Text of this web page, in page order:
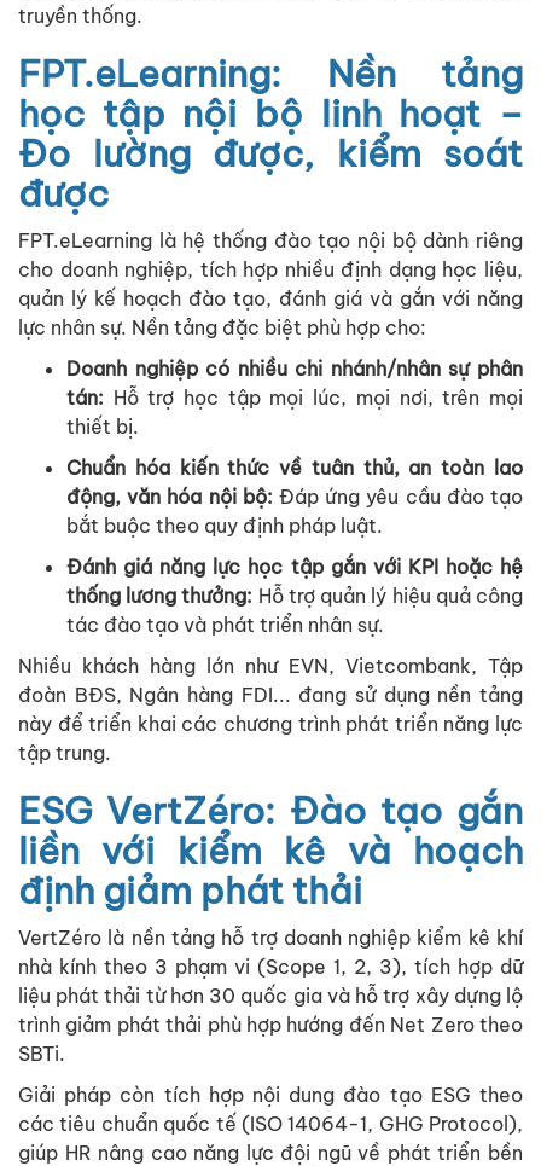
truyền thống.
FPT.eLearning: Nền tảng
học tập nội bộ linh hoạt –
Đo lường được, kiểm soát
được
FPT.eLearning là hệ thống đào tạo nội bộ dành riêng
cho doanh nghiệp, tích hợp nhiều định dạng học liệu,
quản lý kế hoạch đào tạo, đánh giá và gắn với năng
lực nhân sự. Nền tảng đặc biệt phù hợp cho:
Doanh nghiệp có nhiều chi nhánh/nhân sự phân
tán: Hỗ trợ học tập mọi lúc, mọi nơi, trên mọi
thiết bị.
Chuẩn hóa kiến thức về tuân thủ, an toàn lao
động, văn hóa nội bộ: Đáp ứng yêu cầu đào tạo
bắt buộc theo quy định pháp luật.
Đánh giá năng lực học tập gắn với KPI hoặc hệ
thống lương thưởng: Hỗ trợ quản lý hiệu quả công
tác đào tạo và phát triển nhân sự.
Nhiều khách hàng lớn như EVN, Vietcombank, Tập
đoàn BĐS, Ngân hàng FDI... đang sử dụng nền tảng
này để triển khai các chương trình phát triển năng lực
tập trung.
ESG VertZéro: Đào tạo gắn
liền với kiểm kê và hoạch
định giảm phát thải
VertZéro là nền tảng hỗ trợ doanh nghiệp kiểm kê khí
nhà kính theo 3 phạm vi (Scope 1, 2, 3), tích hợp dữ
liệu phát thải từ hơn 30 quốc gia và hỗ trợ xây dựng lộ
trình giảm phát thải phù hợp hướng đến Net Zero theo
SBTi.
Giải pháp còn tích hợp nội dung đào tạo ESG theo
các tiêu chuẩn quốc tế (ISO 14064-1, GHG Protocol),
giúp HR nâng cao năng lực đội ngũ về phát triển bền